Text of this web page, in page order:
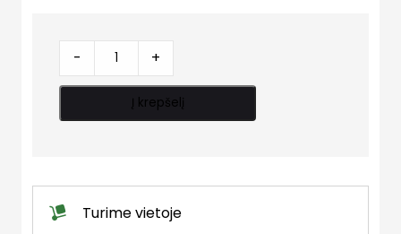
kanalizacijai
- +
Į krepšelį
Turime vietoje